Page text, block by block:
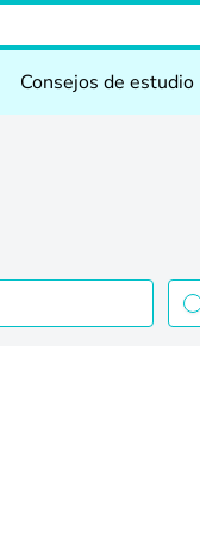
Consejos de estudio